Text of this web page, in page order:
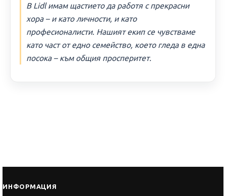
В Lidl имам щастието да работя с прекрасни
хора – и като личности, и като
професионалисти. Нашият екип се чувстваме
като част от едно семейство, което гледа в една
посока – към общия просперитет.
Събития